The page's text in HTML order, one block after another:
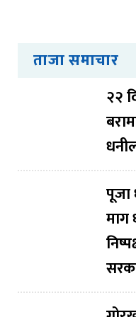
ताजा समाचार
२२
पूजा
माग